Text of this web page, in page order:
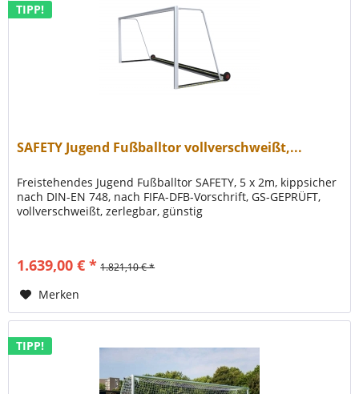
TIPP!
SAFETY Jugend Fußballtor vollverschweißt,...
Freistehendes Jugend Fußballtor SAFETY, 5 x 2m, kippsicher
nach DIN-EN 748, nach FIFA-DFB-Vorschrift, GS-GEPRÜFT,
vollverschweißt, zerlegbar, günstig
1.639,00 € * 1.821,10 € *
Merken
TIPP!